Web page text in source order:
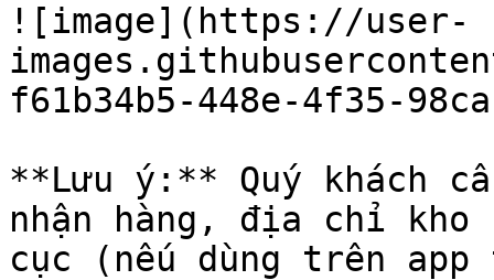
![image](https://user-
f61b34b5-448e-4f35-
**Lưu ý:** Quý khách
nhận hàng, địa chỉ kho
cục (nếu dùng trên